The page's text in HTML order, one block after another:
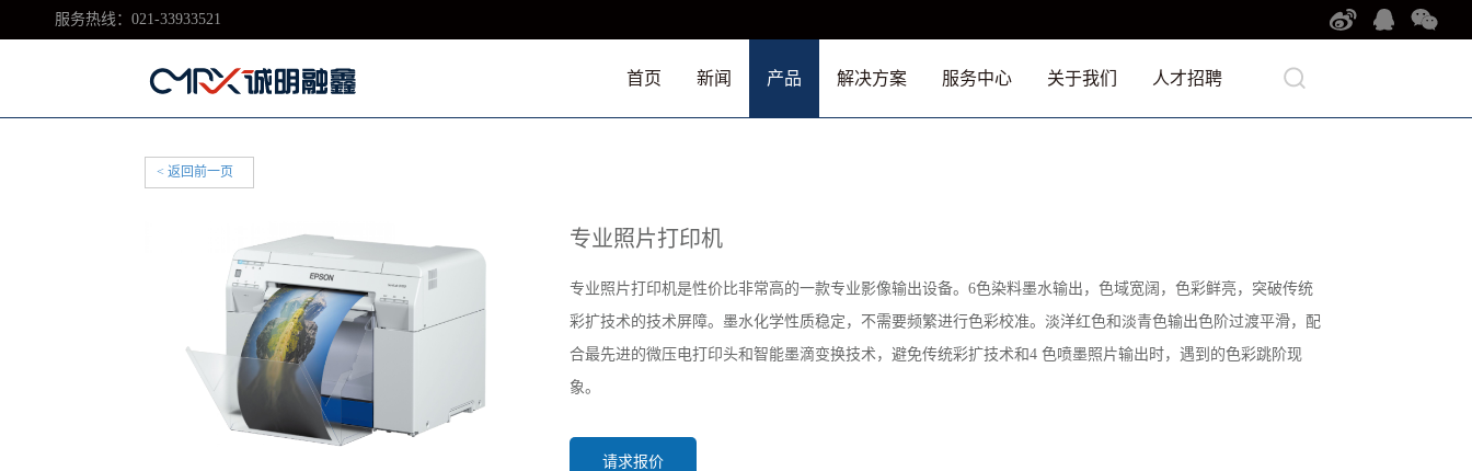
服务热线：021-33933521
首页 新闻 产品 解决方案 服务中心 关于我们 人才招聘
< 返回前一页
专业照片打印机
专业照片打印机是性价比非常高的一款专业影像输出设备。6色染料墨水输出，色域宽阔，色彩鲜亮，突破传统
彩扩技术的技术屏障。墨水化学性质稳定，不需要频繁进行色彩校准。淡洋红色和淡青色输出色阶过渡平滑，配
合最先进的微压电打印头和智能墨滴变换技术，避免传统彩扩技术和4 色喷墨照片输出时，遇到的色彩跳阶现
象。
请求报价